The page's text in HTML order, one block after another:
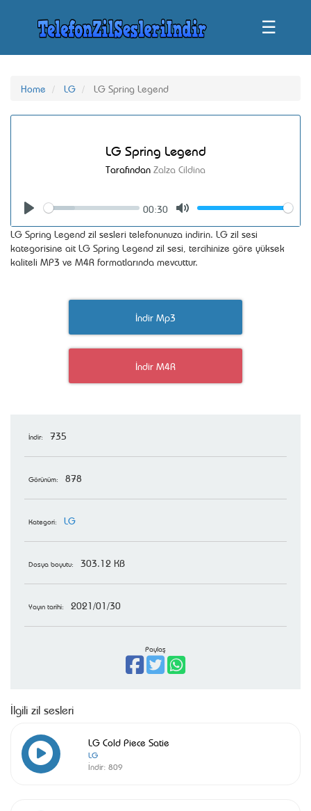
☰
Home LG LG Spring Legend
LG Spring Legend
Tarafından Zalza Cildina
Seek
00:30
Volume
LG Spring Legend zil sesleri telefonunuza indirin. LG zil sesi
kategorisine ait LG Spring Legend zil sesi, tercihinize göre yüksek
kaliteli MP3 ve M4R formatlarında mevcuttur.
İndir Mp3
İndir M4R
İndir: 735
Görünüm: 878
Kategori: LG
Dosya boyutu: 303.12 KB
Yayın tarihi: 2021/01/30
Paylaş
İlgili zil sesleri
LG Cold Piece Satie
LG
İndir: 809